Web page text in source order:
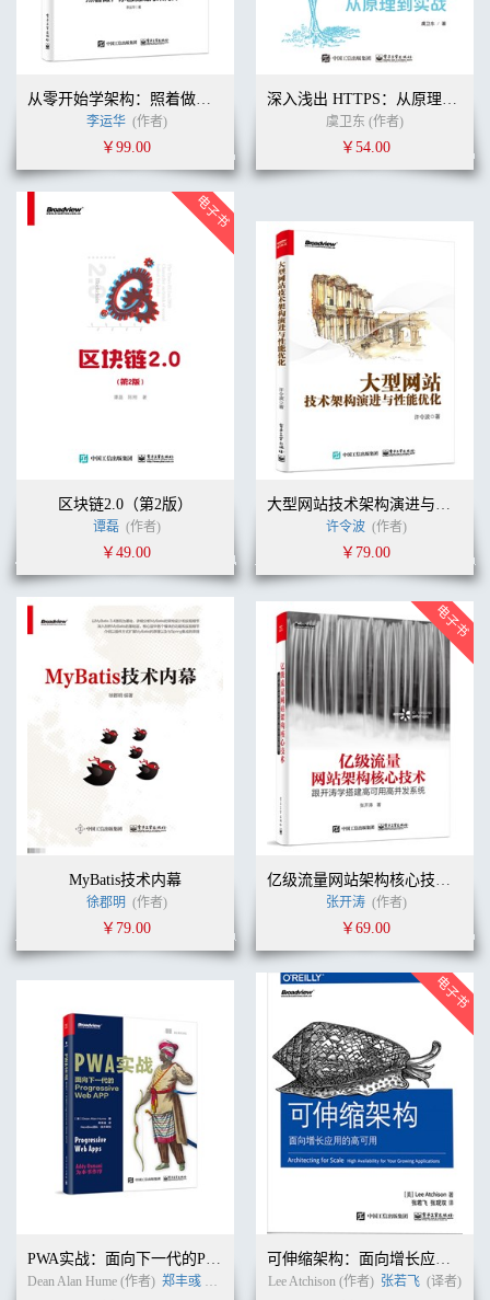
从零开始学架构：照着做，你也能成为架构师
李运华 (作者)
￥99.00
深入浅出 HTTPS：从原理到实战
虞卫东 (作者)
￥54.00
区块链2.0（第2版）
谭磊 (作者)
￥49.00
大型网站技术架构演进与性能优化
许令波 (作者)
￥79.00
MyBatis技术内幕
徐郡明 (作者)
￥79.00
亿级流量网站架构核心技术——跟开涛学搭建高可用高并发系统
张开涛 (作者)
￥69.00
PWA实战：面向下一代的Progressive Web APP
Dean Alan Hume (作者) 郑丰彧 (译者)
可伸缩架构：面向增长应用的高可用
Lee Atchison (作者) 张若飞 (译者)